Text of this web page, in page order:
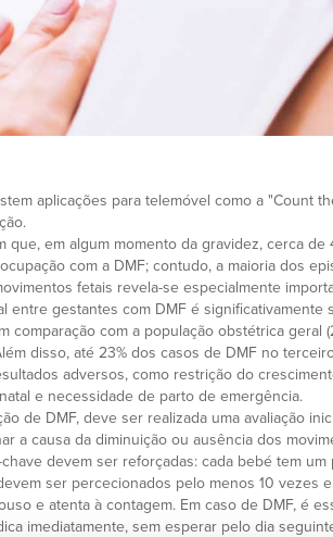
aplicações para telemóvel como a "Count
que, em algum momento da gravidez, cerca de
com a DMF; contudo, a maioria dos
fetais revela-se especialmente
entre gestantes com DMF é significativamente
comparação com a população obstétrica geral
disso, até 23% dos casos de DMF no
adversos, como restrição do
e necessidade de parto de emergência.
de DMF, deve ser realizada uma avaliação
a causa da diminuição ou ausência dos
devem ser reforçadas: cada bebé tem
ser percecionados pelo menos 10 vezes
e atenta à contagem. Em caso de DMF, é
imediatamente, sem esperar pelo dia